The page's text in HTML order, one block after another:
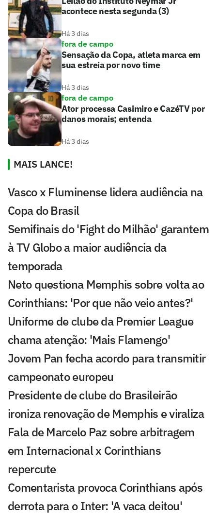
acontece nesta segunda (3)
Há 3 dias
fora de campo
Sensação da Copa, atleta marca em
sua estreia por novo time
Há 3 dias
fora de campo
Ator processa Casimiro e CazéTV por
danos morais; entenda
Há 3 dias
MAIS LANCE!
Vasco x Fluminense lidera audiência na
Copa do Brasil
Semifinais do 'Fight do Milhão' garantem
à TV Globo a maior audiência da
temporada
Neto questiona Memphis sobre volta ao
Corinthians: 'Por que não veio antes?'
Uniforme de clube da Premier League
chama atenção: 'Mais Flamengo'
Jovem Pan fecha acordo para transmitir
campeonato europeu
Presidente de clube do Brasileirão
ironiza renovação de Memphis e viraliza
Fala de Marcelo Paz sobre arbitragem
em Internacional x Corinthians
repercute
Comentarista provoca Corinthians após
derrota para o Inter: 'A vaca deitou'